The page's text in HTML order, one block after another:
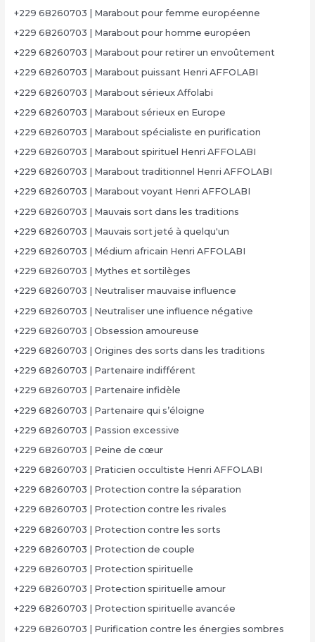
+229 68260703 | Marabout pour femme européenne
+229 68260703 | Marabout pour homme européen
+229 68260703 | Marabout pour retirer un envoûtement
+229 68260703 | Marabout puissant Henri AFFOLABI
+229 68260703 | Marabout sérieux Affolabi
+229 68260703 | Marabout sérieux en Europe
+229 68260703 | Marabout spécialiste en purification
+229 68260703 | Marabout spirituel Henri AFFOLABI
+229 68260703 | Marabout traditionnel Henri AFFOLABI
+229 68260703 | Marabout voyant Henri AFFOLABI
+229 68260703 | Mauvais sort dans les traditions
+229 68260703 | Mauvais sort jeté à quelqu'un
+229 68260703 | Médium africain Henri AFFOLABI
+229 68260703 | Mythes et sortilèges
+229 68260703 | Neutraliser mauvaise influence
+229 68260703 | Neutraliser une influence négative
+229 68260703 | Obsession amoureuse
+229 68260703 | Origines des sorts dans les traditions
+229 68260703 | Partenaire indifférent
+229 68260703 | Partenaire infidèle
+229 68260703 | Partenaire qui s’éloigne
+229 68260703 | Passion excessive
+229 68260703 | Peine de cœur
+229 68260703 | Praticien occultiste Henri AFFOLABI
+229 68260703 | Protection contre la séparation
+229 68260703 | Protection contre les rivales
+229 68260703 | Protection contre les sorts
+229 68260703 | Protection de couple
+229 68260703 | Protection spirituelle
+229 68260703 | Protection spirituelle amour
+229 68260703 | Protection spirituelle avancée
+229 68260703 | Purification contre les énergies sombres